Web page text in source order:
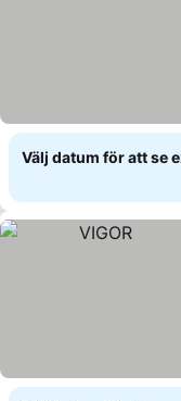
Välj datum för att se